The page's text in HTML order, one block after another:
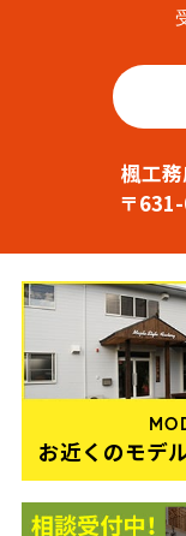
楓工
〒
お近くのモデ